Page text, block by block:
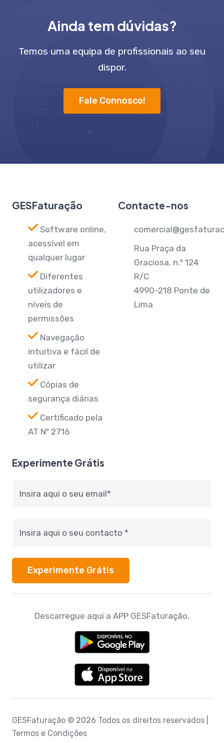
Ainda tem dúvidas?
Temos uma equipa de profissionais ao seu
dispor.
Fale Connosco!
GESFaturação
Software online,
acessível em
qualquer lugar
Diferentes
utilizadores e
níveis de
permissões
Navegação
intuitiva e fácil de
utilizar
Cópias de
segurança diárias
Certificado pela
AT Nº 2716
Contacte-nos
Rua Praça da
Graciosa, n.º 124
R/C
4990-218 Ponte de
Lima
Experimente Grátis
Experimente Grátis
Descarregue aqui a APP GESFaturação,
GESFaturação © 2026 Todos os direitos reservados
Termos e Condições